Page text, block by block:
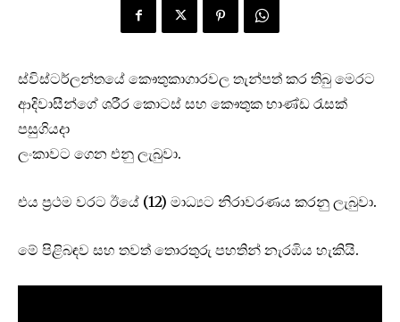
ස්විස්ටර්ලන්තයේ කෞතුකාගාරවල තැන්පත් කර තිබු මෙරට
ආදිවාසීන්ගේ ශරීර කොටස් සහ කෞතුක භාණ්ඩ රැසක්
පසුගියදා
ලංකාවට ගෙන එනු ලැබුවා.
එය ප්‍රථම වරට ඊයේ (12) මාධ්‍යට නිරාවරණය කරනු ලැබුවා.
මේ පිළිබඳව සහ තවත් තොරතුරු පහතින් නැරඹිය හැකියි.